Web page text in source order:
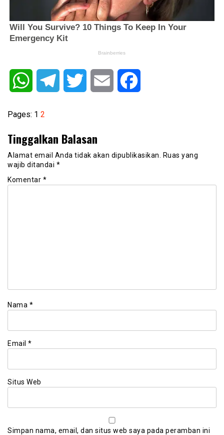
WhatsAppTelegram Twitter Email
Pages: 1 2
Tinggalkan Balasan
Alamat email Anda tidak akan dipublikasikan.
Ruas yang
wajib ditandai *
Komentar *
Nama *
Email *
Situs Web
Simpan nama, email, dan situs web saya pada peramban ini